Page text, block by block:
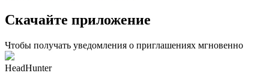
Скачайте приложение
Чтобы получать уведомления о приглашениях мгновенно
HeadHunter